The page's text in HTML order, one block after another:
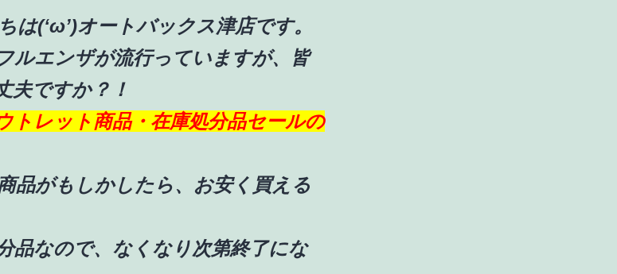
は(‘ω’)オートバックス津店です。
ルエンザが流行っていますが、皆
夫ですか？！
トレット商品・在庫処分品セールの
品がもしかしたら、お安く買える
品なので、なくなり次第終了にな